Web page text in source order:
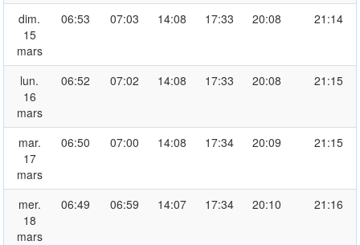
dim.
15
mars
06:53 07:03 14:08 17:33 20:08 21:14
lun.
16
mars
06:52 07:02 14:08 17:33 20:08 21:15
mar.
17
mars
06:50 07:00 14:08 17:34 20:09 21:15
mer.
18
mars
06:49 06:59 14:07 17:34 20:10 21:16